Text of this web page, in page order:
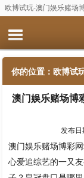
欧博试玩-澳门娱乐赌场
你的位置： 欧博试
洲杯揭幕战完整版
澳门娱乐赌场博
发布
澳门娱乐赌场博彩
心爱追综艺的一又